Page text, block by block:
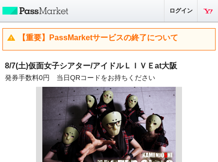
ログイン
【重要】PassMarketサービスの終了について
8/7(土)仮面女子シアター/アイドルＬＩＶＥat大阪
発券手数料0円 当日QRコードをお持ちください